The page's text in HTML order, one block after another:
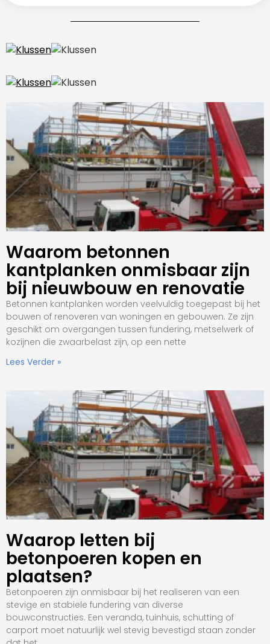
Waarom betonnen
kantplanken onmisbaar zijn
bij nieuwbouw en renovatie
Betonnen kantplanken worden veelvuldig toegepast bij het
bouwen of renoveren van woningen en gebouwen. Ze zijn
geschikt om overgangen tussen fundering, metselwerk of
kozijnen die zwaarbelast zijn, op een nette
Lees Verder »
Waarop letten bij
betonpoeren kopen en
plaatsen?
Betonpoeren zijn onmisbaar bij het realiseren van een
stevige en stabiele fundering van diverse
bouwconstructies. Een veranda, tuinhuis, schutting of
carport moet natuurlijk wel stevig bevestigd staan zonder